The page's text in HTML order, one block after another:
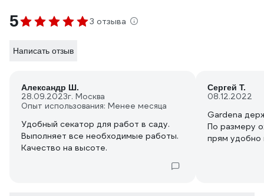
5 3 отзыва
Написать отзыв
Александр Ш.
28.09.2023г. Москва
Опыт использования: Менее месяца
Удобный секатор для работ в саду.
Выполняет все необходимые работы.
Качество на высоте.
Сергей Т.
08.12.2022
Gardena
По размеру
прям удобно